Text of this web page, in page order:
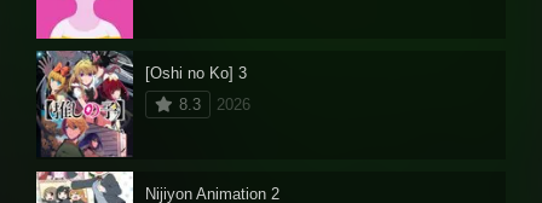
[Oshi no Ko] 3
8.3
2026
Nijiyon Animation 2